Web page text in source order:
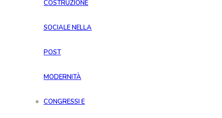
COSTRUZIONE
SOCIALE NELLA
POST
MODERNITÀ
CONGRESSI E